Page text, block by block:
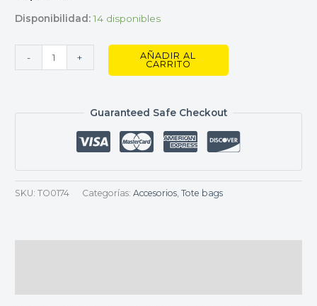
Disponibilidad: 14 disponibles
- +
AÑADIR AL
CARRITO
Guaranteed Safe Checkout
SKU: TO0174 Categorías: Accesorios, Tote bags